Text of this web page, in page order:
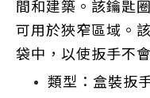
間和建築。該鑰匙
可用於狹窄區域。
袋中，以使扳手不
類型：盒裝扳